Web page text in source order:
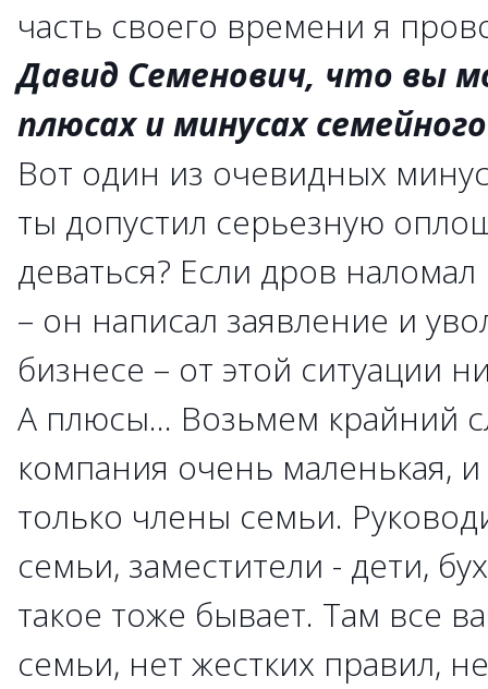
часть своего времени я
Давид Семенович, что вы
плюсах и минусах
Вот один из очевидных
ты допустил серьезную
деваться? Если дров
– он написал заявление и
бизнесе – от этой ситуации
А плюсы... Возьмем крайний
компания очень маленькая,
только члены семьи.
семьи, заместители - дети,
такое тоже бывает. Там все
семьи, нет жестких правил,